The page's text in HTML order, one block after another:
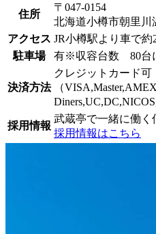
住所
〒047-0154
北海道小樽市朝里川
アクセス JR小樽駅より車で約
駐車場
有※収容台数 80台
決済方法
クレジットカード可
（
採用情報
武蔵亭で一緒に働く
採用情報はこちら